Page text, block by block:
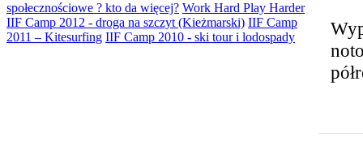
społecznościowe ? kto da więcej? Work Hard Play Harder
IIF Camp 2012 - droga na szczyt (Kieżmarski) IIF Camp
2011 – Kitesurfing IIF Camp 2010 - ski tour i lodospady